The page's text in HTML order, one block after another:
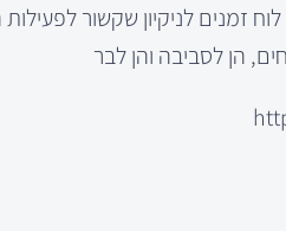
זמנים לניקיון שקשור
הן לסביבה והן לבר